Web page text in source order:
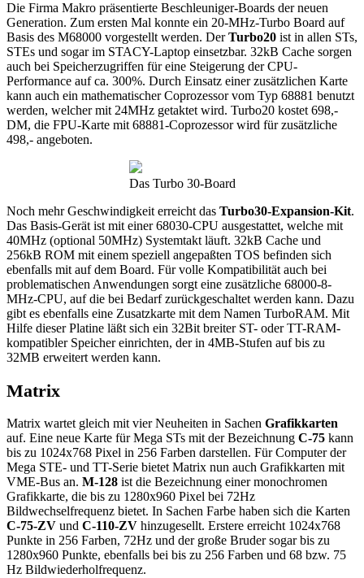
Die Firma Makro präsentierte Beschleuniger-Boards der neuen
Generation. Zum ersten Mal konnte ein 20-MHz-Turbo Board auf
Basis des M68000 vorgestellt werden. DerTurbo20 ist in allen STs,
STEs und sogar im STACY-Laptop einsetzbar. 32kB Cache sorgen
auch bei Speicherzugriffen für eine Steigerung der CPU-
Performance auf ca. 300%. Durch Einsatz einer zusätzlichen Karte
kann auch ein mathematischer Coprozessor vom Typ 68881 benutzt
werden, welcher mit 24MHz getaktet wird. Turbo20 kostet 698,-
DM, die FPU-Karte mit 68881-Coprozessor wird für zusätzliche
498,- angeboten.
Das Turbo 30-Board
Noch mehr Geschwindigkeit erreicht das Turbo30-Expansion-Kit.
Das Basis-Gerät ist mit einer 68030-CPU ausgestattet, welche mit
40MHz (optional 50MHz) Systemtakt läuft. 32kB Cache und
256kB ROM mit einem speziell angepaßten TOS befinden sich
ebenfalls mit auf dem Board. Für volle Kompatibilität auch bei
problematischen Anwendungen sorgt eine zusätzliche 68000-8-
MHz-CPU, auf die bei Bedarf zurückgeschaltet werden kann. Dazu
gibt es ebenfalls eine Zusatzkarte mit dem Namen TurboRAM. Mit
Hilfe dieser Platine läßt sich ein 32Bit breiter ST- oder TT-RAM-
kompatibler Speicher einrichten, der in 4MB-Stufen auf bis zu
32MB erweitert werden kann.
Matrix
Matrix wartet gleich mit vier Neuheiten in Sachen Grafikkarten
auf. Eine neue Karte für Mega STs mit der Bezeichnung C-75 kann
bis zu 1024x768 Pixel in 256 Farben darstellen. Für Computer der
Mega STE- und TT-Serie bietet Matrix nun auch Grafikkarten mit
VME-Bus an. M-128 ist die Bezeichnung einer monochromen
Grafikkarte, die bis zu 1280x960 Pixel bei 72Hz
Bildwechselfrequenz bietet. In Sachen Farbe haben sich die Karten
C-75-ZV und C-110-ZV hinzugesellt. Erstere erreicht 1024x768
Punkte in 256 Farben, 72Hz und der große Bruder sogar bis zu
1280x960 Punkte, ebenfalls bei bis zu 256 Farben und 68 bzw. 75
Hz Bildwiederholfrequenz.